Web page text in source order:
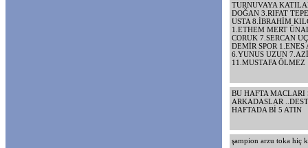
TURNUVAYA
DOĞAN 3.RIFAT
USTA 8.İBRAHİM
1.ETHEM MERT
CORUK 7.SERCAN
DEMİR SPOR
6.YUNUS UZUN
11.MUSTAFA
BU HAFTA
ARKADASLAR
HAFTADA Bİ 5 ATIN
şampion arzu toka hiç